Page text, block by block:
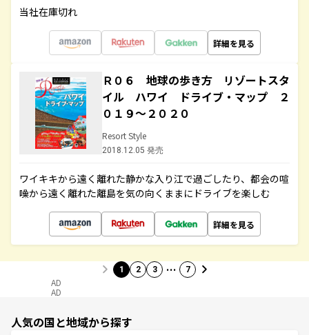
当社在庫切れ
詳細を見る
Ｒ０６ 地球の歩き方 リゾートスタ
イル ハワイ ドライブ・マップ ２
０１９～２０２０
Resort Style
2018.12.05 発売
ワイキキから遠く離れた静かな入り江で過ごしたり、都会の喧
噪から遠く離れた離島を気の向くままにドライブを楽しむ
詳細を見る
1 2 3 … 7
AD
AD
人気の国と地域から探す